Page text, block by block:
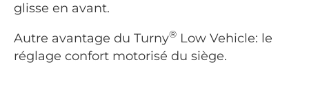
glisse en avant.
Autre avantage du Turny® Low Vehicle: le
réglage confort motorisé du siège.